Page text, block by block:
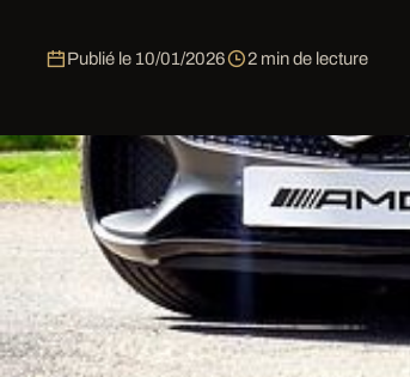
Publié le 10/01/2026 2 min de lecture
Bénéficiez d'un accompagnement
Parisien à Paris : conseil sur le choix
La Place Vendome Ecrin